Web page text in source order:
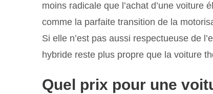
moins radicale que l’achat d’une voiture
comme la parfaite transition de la
Si elle n’est pas aussi respectueuse de
hybride reste plus propre que la voiture
Quel prix pour une